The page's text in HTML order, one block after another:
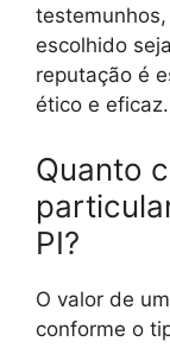
escolhido
reputação é
ético e eficaz.
Quanto
PI?
O valor de
conforme o